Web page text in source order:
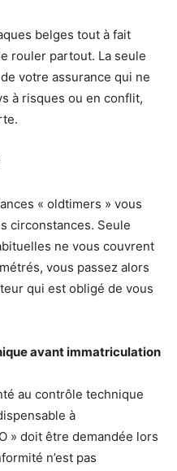
belges tout à fait
rouler partout. La seule
votre assurance qui ne
à risques ou en conflit,
« oldtimers » vous
circonstances. Seule
ne vous couvrent
vous passez alors
qui est obligé de vous
avant immatriculation
au contrôle technique
à
» doit être demandée lors
n’est pas